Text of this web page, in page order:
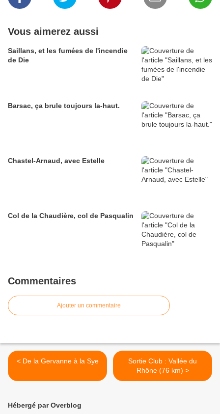
Vous aimerez aussi
Saillans, et les fumées de l'incendie
de Die
Barsac, ça brule toujours la-haut.
Chastel-Arnaud, avec Estelle
Col de la Chaudière, col de Pasqualin
Commentaires
Ajouter un commentaire
< De la Gervanne à la Sye
Sortie Club : Vallée du
Rhône (76 km) >
Hébergé par Overblog